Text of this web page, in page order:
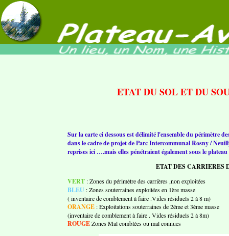
ETAT DU SOL ET DU
Sur la carte ci dessous est délimité l'ensemble du périmètre
dans le cadre de projet de Parc Intercommunal Rosny /
reprises ici ….mais elles pénétraient également sous le
ETAT DES CARRIERES
VERT : Zones du périmètre des carrières ,non exploitées
BLEU : Zones souterraines exploitées en 1ère masse
( inventaire de comblement à faire .Vides résiduels 2 à 8 m)
ORANGE : Exploitations souterraines de 2éme et 3ème masse
(inventaire de comblement à faire . Vides résiduels 2 à 8m)
ROUGEZones Mal comblées ou mal connues